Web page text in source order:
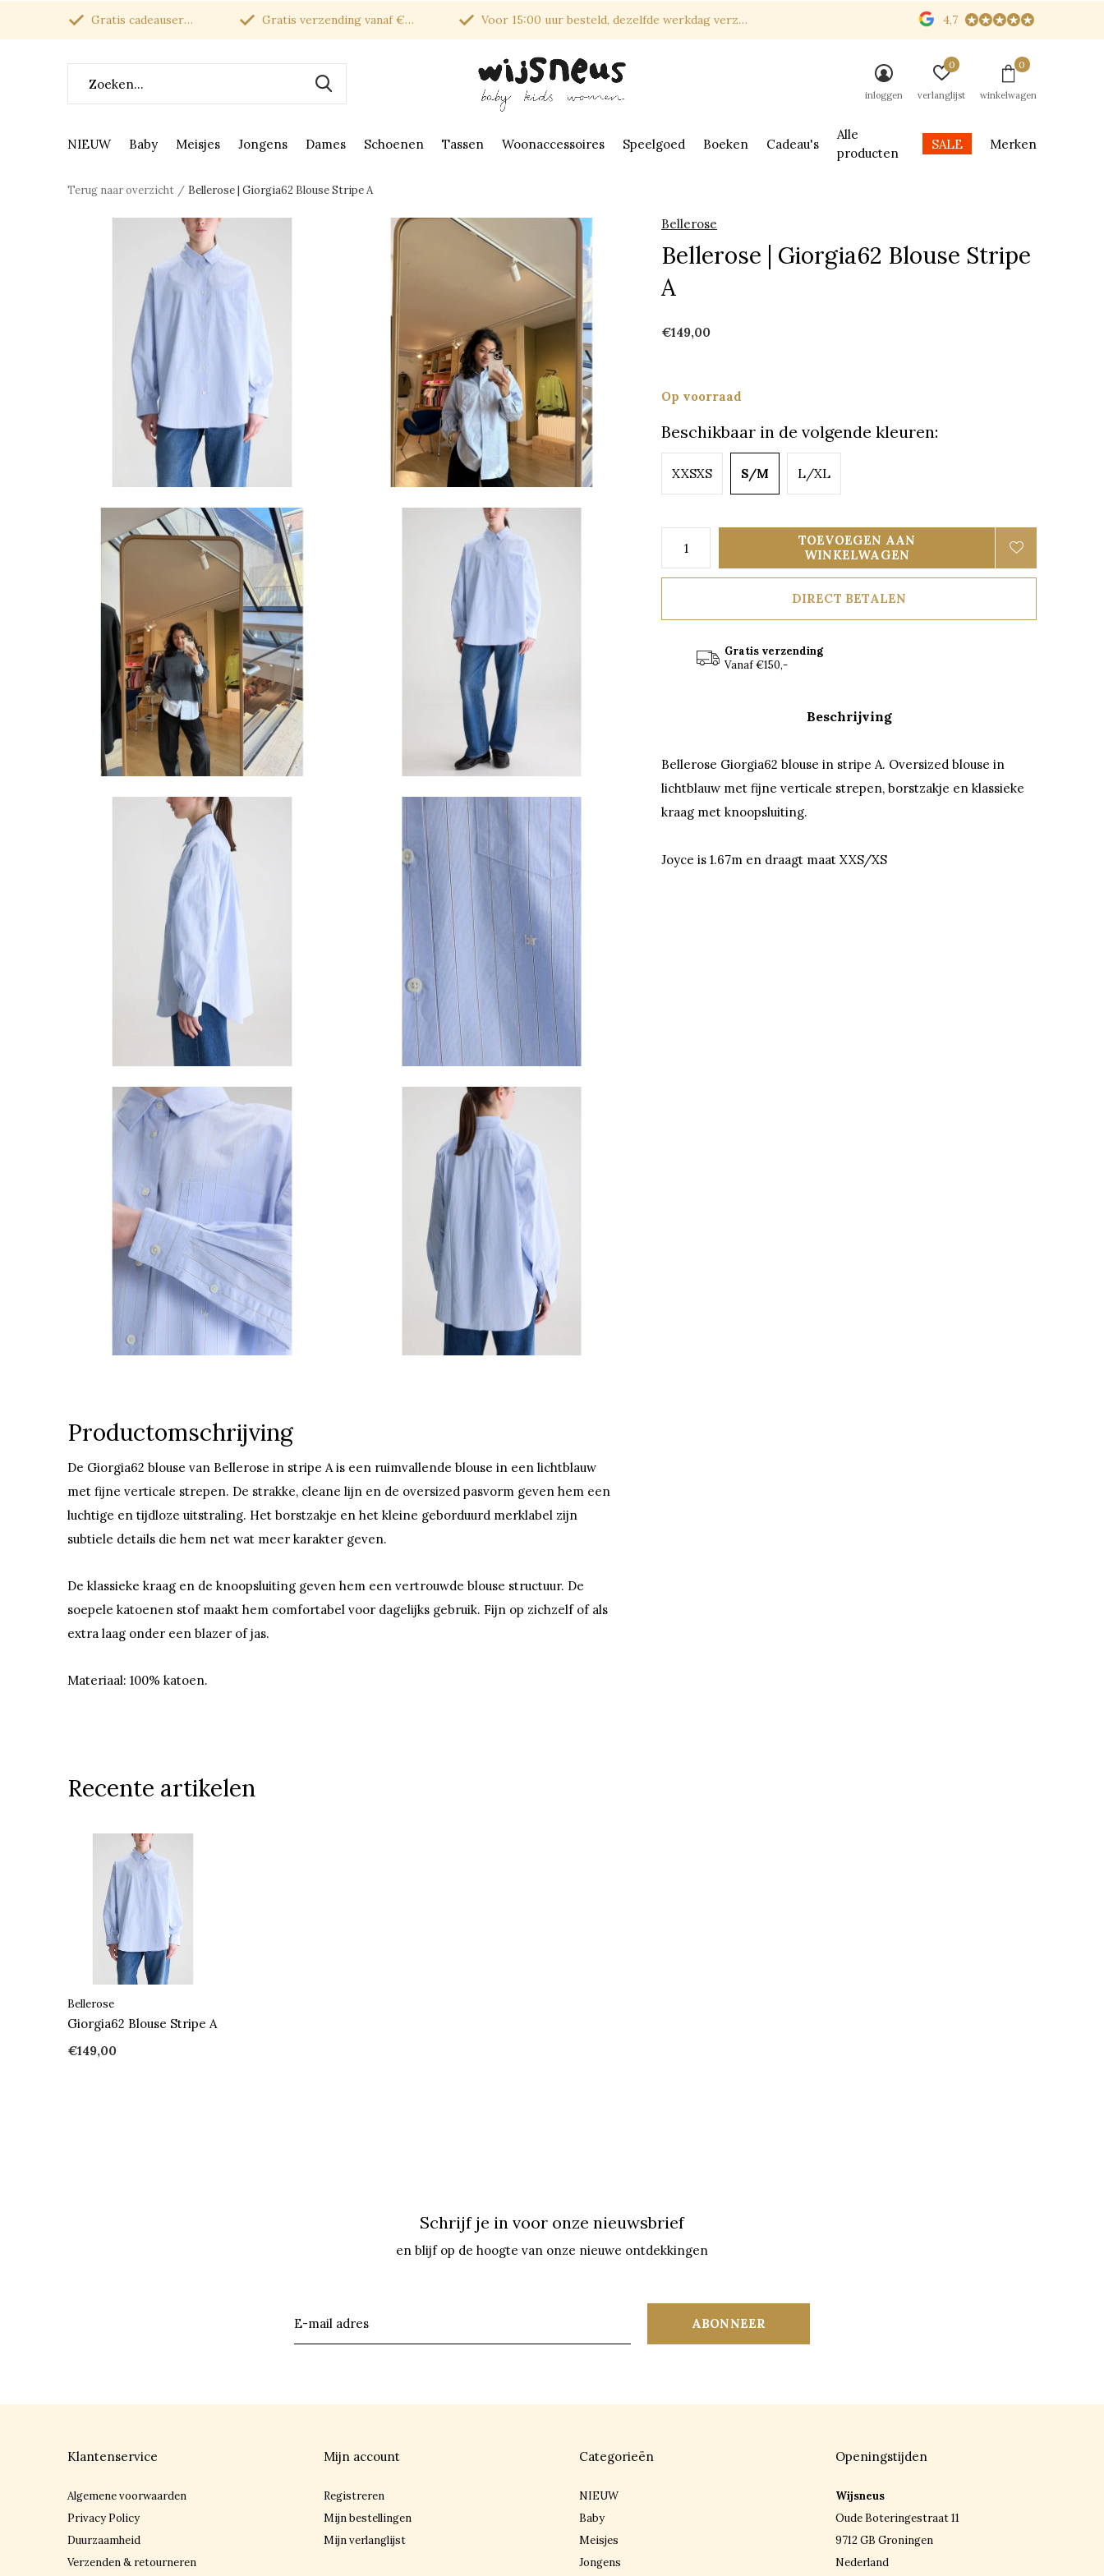
NIEUW Baby Meisjes Jongens Dames Schoenen Tassen Woonaccessoires Speelgoed Boeken Cadeau's
Alle
producten
SALE Merken
inloggen verlanglijst
0
winkelwagen
0
Gratis cadeauservice Gratis verzending vanaf €150* Voor 15:00 uur besteld, dezelfde werkdag verzonden 4,7
Terug naar overzicht Bellerose | Giorgia62 Blouse Stripe A
Bellerose
Bellerose | Giorgia62 Blouse Stripe
A
€149,00
Op voorraad
Beschikbaar in de volgende kleuren:
XXSXS S/M L/XL
TOEVOEGEN AAN
WINKELWAGEN
DIRECT BETALEN
Gratis verzending
Vanaf €150,-
Beschrijving
Bellerose Giorgia62 blouse in stripe A. Oversized blouse in
lichtblauw met fijne verticale strepen, borstzakje en klassieke
kraag met knoopsluiting.
Joyce is 1.67m en draagt maat XXS/XS
Productomschrijving
De Giorgia62 blouse van Bellerose in stripe A is een ruimvallende blouse in een lichtblauw
met fijne verticale strepen. De strakke, cleane lijn en de oversized pasvorm geven hem een
luchtige en tijdloze uitstraling. Het borstzakje en het kleine geborduurd merklabel zijn
subtiele details die hem net wat meer karakter geven.
De klassieke kraag en de knoopsluiting geven hem een vertrouwde blouse structuur. De
soepele katoenen stof maakt hem comfortabel voor dagelijks gebruik. Fijn op zichzelf of als
extra laag onder een blazer of jas.
Materiaal: 100% katoen.
Recente artikelen
Bellerose
Giorgia62 Blouse Stripe A
€149,00
Schrijf je in voor onze nieuwsbrief
en blijf op de hoogte van onze nieuwe ontdekkingen
ABONNEER
Klantenservice
Algemene voorwaarden
Privacy Policy
Duurzaamheid
Verzenden & retourneren
Mijn account
Registreren
Mijn bestellingen
Mijn verlanglijst
Categorieën
NIEUW
Baby
Meisjes
Jongens
Openingstijden
Wijsneus
Oude Boteringestraat 11
9712 GB Groningen
Nederland